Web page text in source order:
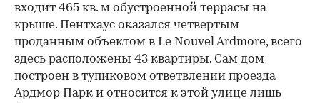
входит 465 кв. м обустроенной террасы на
крыше. Пентхаус оказался четвертым
проданным объектом в Le Nouvel Ardmore, всего
здесь расположены 43 квартиры. Сам дом
построен в тупиковом ответвлении проезда
Ардмор Парк и относится к этой улице лишь